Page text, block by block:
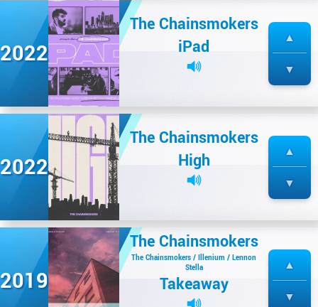
2022
The Chainsmokers
iPad
2022
The Chainsmokers
High
2019
The Chainsmokers
The Chainsmokers / Illenium / Lennon
Stella
Takeaway